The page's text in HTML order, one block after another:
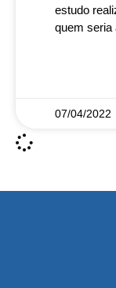
estudo
quem seria
07/04/2022